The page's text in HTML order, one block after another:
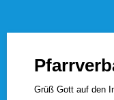
Grüß Gott auf den